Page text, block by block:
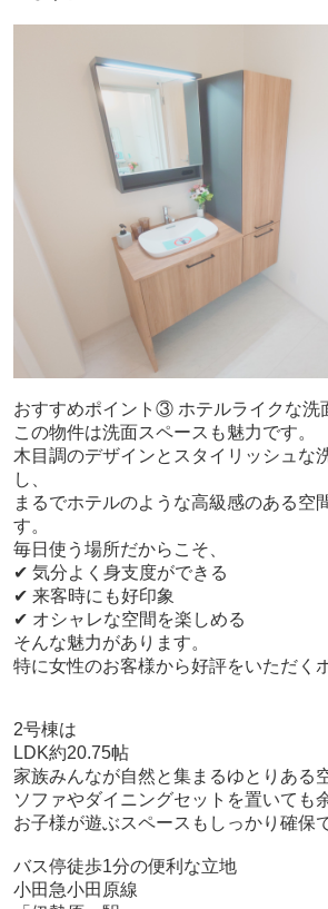
おすすめポイント③ ホテルライクな洗
この物件は洗面スペースも魅力です。
木目調のデザインとスタイリッシュな
し、
まるでホテルのような高級感のある空
す。
毎日使う場所だからこそ、
✔ 気分よく身支度ができる
✔ 来客時にも好印象
✔ オシャレな空間を楽しめる
そんな魅力があります。
特に女性のお客様から好評をいただく
2号棟は
LDK約20.75帖
家族みんなが自然と集まるゆとりある
ソファやダイニングセットを置いても
お子様が遊ぶスペースもしっかり確保
バス停徒歩1分の便利な立地
小田急小田原線